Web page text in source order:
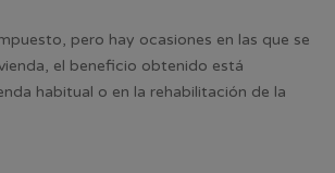
pero hay ocasiones en las que se
el beneficio obtenido está
habitual o en la rehabilitación de la